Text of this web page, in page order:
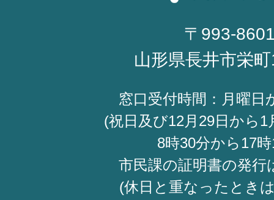
〒993-
山形県長井市栄
窓口受付時間：月曜日
(祝日及び12月29日から1
8時30分から17
市民課の証明書の発行
(休日と重なったとき